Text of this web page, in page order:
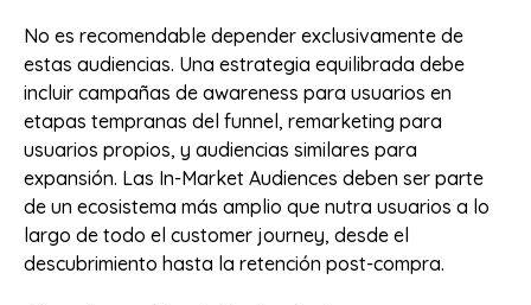
No es recomendable depender exclusivamente de
estas audiencias. Una estrategia equilibrada debe
incluir campañas de awareness para usuarios en
etapas tempranas del funnel, remarketing para
usuarios propios, y audiencias similares para
expansión. Las In-Market Audiences deben ser parte
de un ecosistema más amplio que nutra usuarios a lo
largo de todo el customer journey, desde el
descubrimiento hasta la retención post-compra.